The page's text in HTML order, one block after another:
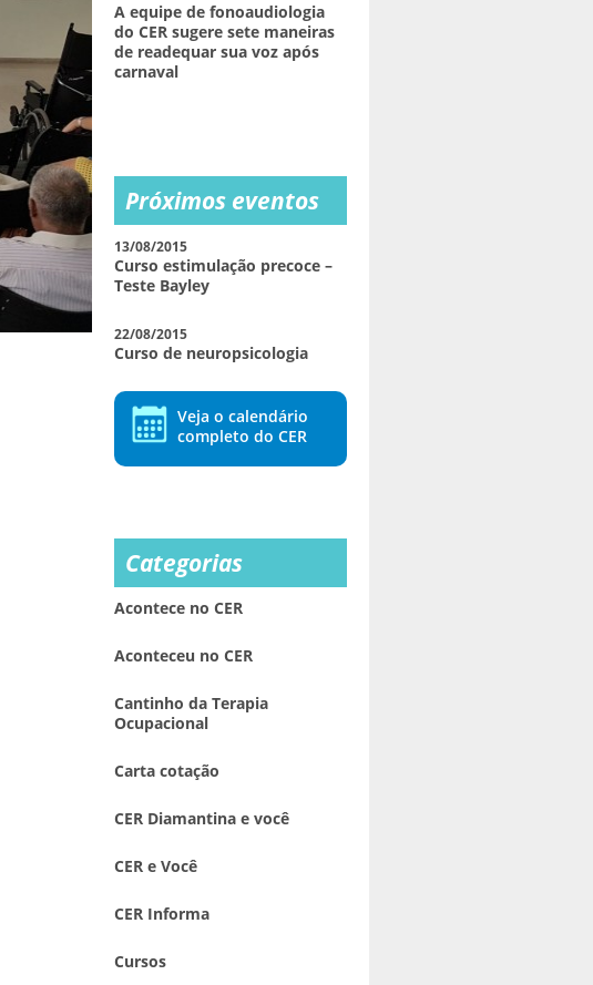
A equipe de fonoaudiologia
do CER sugere sete maneiras
de readequar sua voz após
carnaval
Próximos eventos
13/08/2015
Curso estimulação precoce –
Teste Bayley
22/08/2015
Curso de neuropsicologia
Veja o calendário
completo do CER
Categorias
Acontece no CER
Aconteceu no CER
Cantinho da Terapia
Ocupacional
Carta cotação
CER Diamantina e você
CER e Você
CER Informa
Cursos